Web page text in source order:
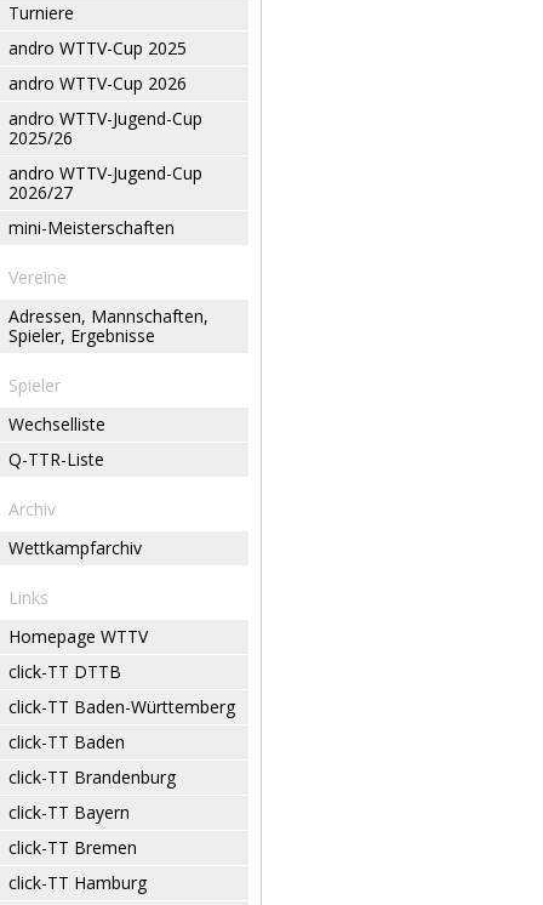
Turniere
andro WTTV-Cup 2025
andro WTTV-Cup 2026
andro WTTV-Jugend-Cup
2025/26
andro WTTV-Jugend-Cup
2026/27
mini-Meisterschaften
Vereine
Adressen, Mannschaften,
Spieler, Ergebnisse
Spieler
Wechselliste
Q-TTR-Liste
Archiv
Wettkampfarchiv
Links
Homepage WTTV
click-TT DTTB
click-TT Baden-Württemberg
click-TT Baden
click-TT Brandenburg
click-TT Bayern
click-TT Bremen
click-TT Hamburg